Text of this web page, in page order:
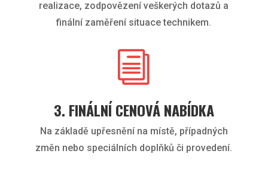
realizace, zodpovězení veškerých dotazů a
finální zaměření situace technikem.
i
3. FINÁLNÍ CENOVÁ NABÍDKA
Na základě upřesnění na místě, případných
změn nebo speciálních doplňků či provedení.